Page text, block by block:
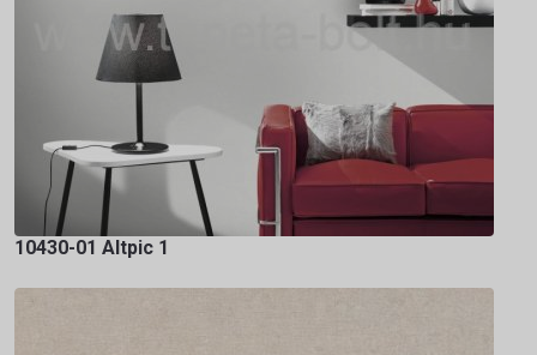
10430-01 Altpic 1